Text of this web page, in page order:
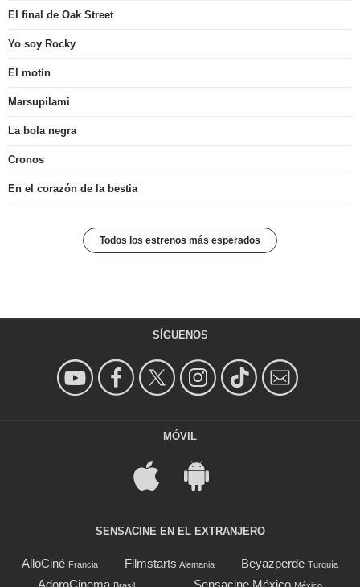
El final de Oak Street
Yo soy Rocky
El motín
Marsupilami
La bola negra
Cronos
En el corazón de la bestia
Todos los estrenos más esperados
SÍGUENOS
MÓVIL
SENSACINE EN EL EXTRANJERO
AlloCiné Francia Filmstarts Alemania Beyazperde Turquía